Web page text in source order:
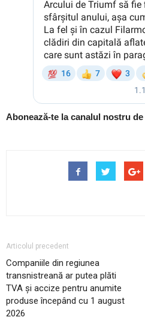
Abonează-te la canalul nostru de
Articolul precedent
Companiile din regiunea
transnistreană ar putea plăti
TVA și accize pentru anumite
produse începând cu 1 august
2026